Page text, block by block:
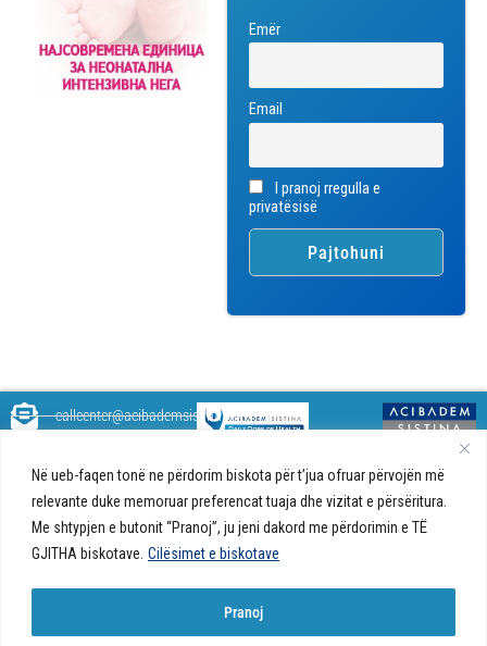
Në ueb-faqen tonë ne përdorim biskota për t’jua ofruar përvojën më
relevante duke memoruar preferencat tuaja dhe vizitat e përsëritura.
Me shtypjen e butonit “Pranoj”, ju jeni dakord me përdorimin e TË
GJITHA biskotave. Cilësimet e biskotave
Pranoj
Emër
Email
I pranoj rregulla e
privatësisë
këshilla shëndetësore rreth
shëndetit tuaj. Ne kemi krijuar
një ueb portal që do t'ju ofrojë
përgjigjet e pyetjeve tuaja në
shëndetshme.
callcenter@acibademsistina.mk
Ul. Skupi 5A Shkup
Sistina - Bëhet
fjalë për jetën!